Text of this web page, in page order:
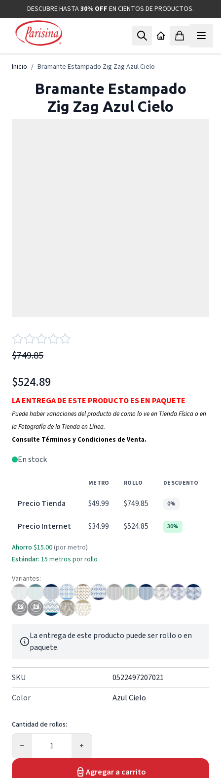
Ir al contenidoDESCUBRE HASTA30% OFF EN CIENTOS DE PRODUCTOS.
Inicio / Bramante Estampado Zig Zag Azul Cielo
Bramante Estampado
Zig Zag Azul Cielo
$749.85
$524.89
LA ENTREGA DE ESTE PRODUCTO ES EN PAQUETE
Puede haber variaciones del producto de como lo ve en Tienda Física o en
la Fotografía de la Tienda en Línea.
Consulte Términos y Condiciones de Venta.
En stock
METRO ROLLO DESCUENTO
Precio Tienda $49.99 $749.85 0%
Precio Internet $34.99 $524.85 30%
Ahorro $15.00 (por metro)
Estándar: 15 metros por rollo
Variantes:
La entrega de este producto puede ser rollo o en
paquete.
SKU
0522497207021
Color
Azul Cielo
Cantidad de rollos:
−
Cantidad
+
Agregar a carrito